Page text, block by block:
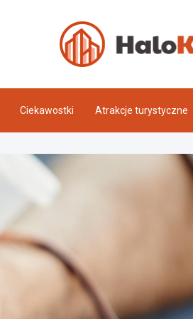
Ciekawostki Atrakcje turystyczne